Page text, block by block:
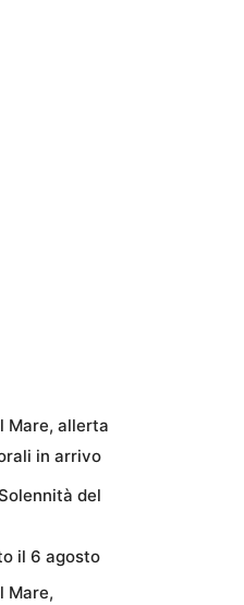
Mare, allerta
in arrivo
del
il 6 agosto
Mare,